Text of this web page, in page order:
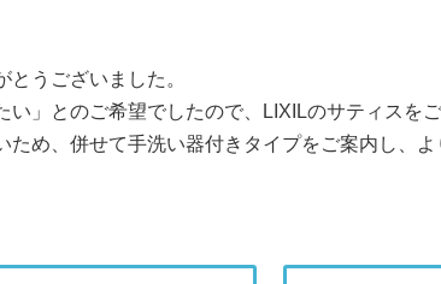
うございました。
」とのご希望でしたので、LIXILのサティスを
め、併せて手洗い器付きタイプをご案内し、